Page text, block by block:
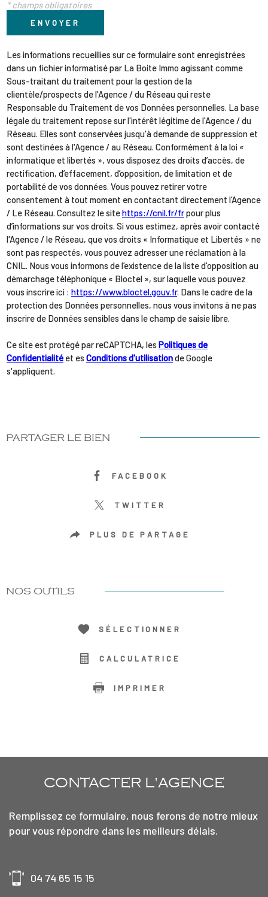
* champs obligatoires
ENVOYER
Les informations recueillies sur ce formulaire sont enregistrées
dans un fichier informatisé par La Boite Immo agissant comme
Sous-traitant du traitement pour la gestion de la
clientèle/prospects de l'Agence / du Réseau qui reste
Responsable du Traitement de vos Données personnelles. La base
légale du traitement repose sur l'intérêt légitime de l'Agence / du
Réseau. Elles sont conservées jusqu'à demande de suppression et
sont destinées à l'Agence / au Réseau. Conformément à la loi «
informatique et libertés », vous disposez des droits d’accès, de
rectification, d’effacement, d’opposition, de limitation et de
portabilité de vos données. Vous pouvez retirer votre
consentement à tout moment en contactant directement l’Agence
/ Le Réseau. Consultez le sitehttps://cnil.fr/frpour plus
d’informations sur vos droits. Si vous estimez, après avoir contacté
l'Agence / le Réseau, que vos droits « Informatique et Libertés » ne
sont pas respectés, vous pouvez adresser une réclamation à la
CNIL. Nous vous informons de l’existence de la liste d'opposition au
démarchage téléphonique « Bloctel », sur laquelle vous pouvez
vous inscrire ici : https://www.bloctel.gouv.fr. Dans le cadre de la
protection des Données personnelles, nous vous invitons à ne pas
inscrire de Données sensibles dans le champ de saisie libre.
Ce site est protégé par reCAPTCHA, les Politiques de
Confidentialité et es Conditions d'utilisationde Google
s'appliquent.
PARTAGER LE BIEN
FACEBOOK
TWITTER
PLUS DE PARTAGE
NOS OUTILS
SÉLECTIONNER
CALCULATRICE
IMPRIMER
CONTACTER L'AGENCE
Remplissez ce formulaire, nous ferons de notre mieux
pour vous répondre dans les meilleurs délais.
04 74 65 15 15